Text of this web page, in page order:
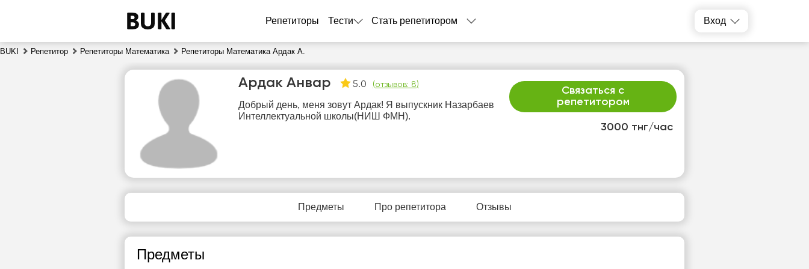
Репетиторы Тести Стать репетитором Вход
BUKI Репетитор Репетиторы Математика Репетиторы Математика Ардак А.
3000 тнг/час
Связаться с
репетитором
Ардак Анвар 5.0 (отзывов: 8)
Добрый день, меня зовут Ардак! Я выпускник Назарбаев
Интеллектуальной школы(НИШ ФМН).
Предметы Про репетитора Отзывы
Предметы
чт
6
7
8
9
10
11
12
18:00
18:30
10:30 10:30
10:00
10:30
Нет
свободных
свободных
свободных